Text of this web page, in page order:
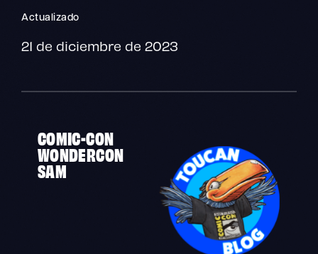
Actualizado
21 de diciembre de 2023
COMIC-CON
WONDERCON
SAM